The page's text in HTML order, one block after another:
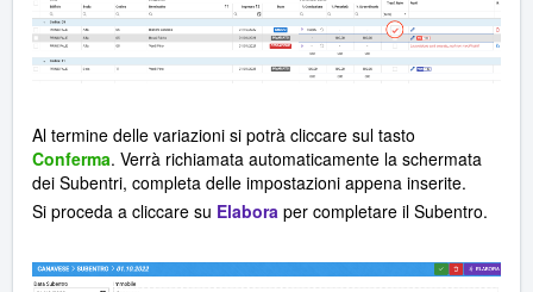
Al termine delle variazioni si potrà cliccare sul tasto
Conferma. Verrà richiamata automaticamente la schermata
dei Subentri, completa delle impostazioni appena inserite.
Si proceda a cliccare su Elabora per completare il Subentro.